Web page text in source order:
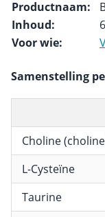
Productnaam:
Inhoud:
Voor wie:
Samenstelling
Choline
L-Cysteïne
Taurine